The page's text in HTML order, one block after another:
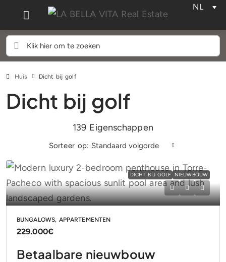
NL
Huis Dicht bij golf
Dicht bij golf
139 Eigenschappen
Sorteer op: Standaard volgorde
DICHT BIJ GOLF NIEUWBOUW
BUNGALOWS, APPARTEMENTEN
229.000€
Betaalbare nieuwbouw